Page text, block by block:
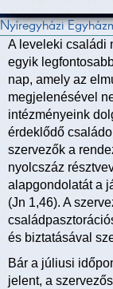
Nyíregyházi
A leveleki családi
egyik
nap, amely az
megjelenésével
intézményeink
érdeklődő
szervezők a
nyolcszáz
alapgondolatát a
(Jn 1,46). A
és biztatásával
Bár a júliusi
jelent, a